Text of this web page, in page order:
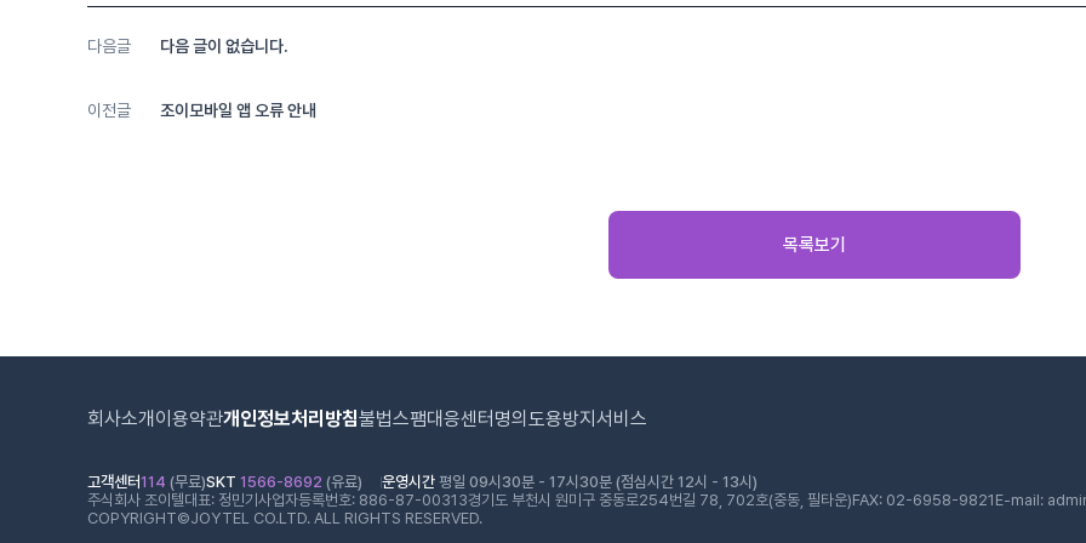
다음글 다음 글이 없습니다.
이전글 조이모바일 앱 오류 안내
목록보기
회사소개 이용약관개인정보처리방침불법스팸대응센터 명의도용방지서비스
고객센터114 (무료)SKT 1566-8692 (유료) 운영시간 평일 09시30분 - 17시30분 (점심시간 12시 - 13시)
주식회사 조이텔대표: 정민기 사업자등록번호: 886-87-00313경기도 부천시 원미구 중동로254번길 78, 702호(중동, 필타운)FAX: 02-6958-9821 E-mail:
COPYRIGHT©JOYTEL CO.LTD. ALL RIGHTS RESERVED.